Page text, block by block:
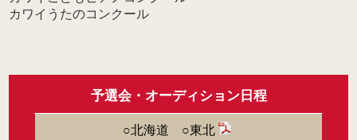
カワイうたのコンクール
予選会・オーディション日程
○北海道 ○東北